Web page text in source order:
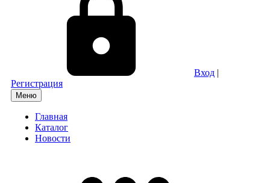
Вход |
Регистрация
Меню
Главная
Каталог
Новости